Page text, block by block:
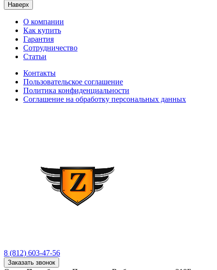
Наверх
О компании
Как купить
Гарантия
Сотрудничество
Статьи
Контакты
Пользовательское соглашение
Политика конфиденциальности
Соглашение на обработку персональных данных
8 (812) 603-47-56
Заказать звонок